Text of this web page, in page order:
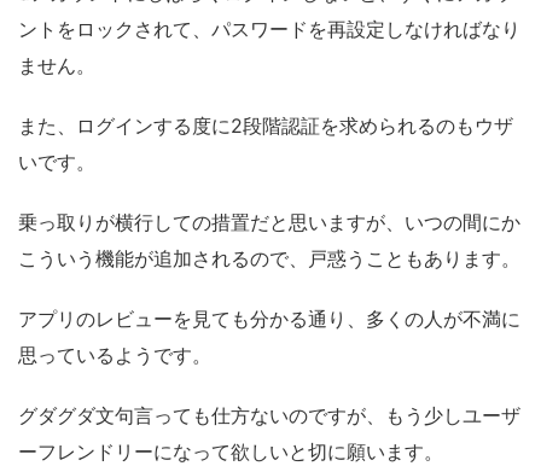
ントをロックされて、パスワードを再設定しなければなり
ません。
また、ログインする度に2段階認証を求められるのもウザ
いです。
乗っ取りが横行しての措置だと思いますが、いつの間にか
こういう機能が追加されるので、戸惑うこともあります。
アプリのレビューを見ても分かる通り、多くの人が不満に
思っているようです。
グダグダ文句言っても仕方ないのですが、もう少しユーザ
ーフレンドリーになって欲しいと切に願います。